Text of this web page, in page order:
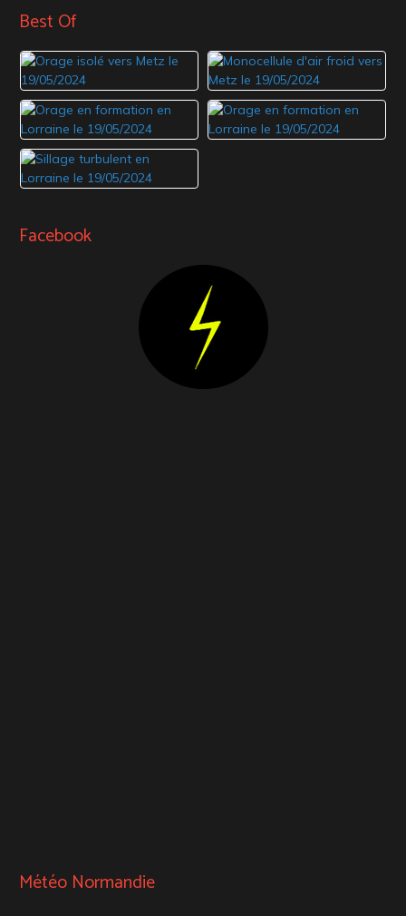
Best Of
Facebook
Météo Normandie